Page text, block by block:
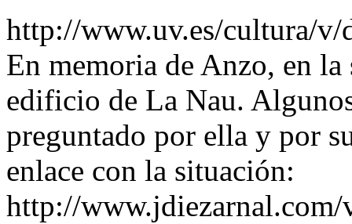
http://www.uv.es/cultura/v/
En memoria de Anzo, en
edificio de La Nau.
preguntado por ella y por
enlace con la situación:
http://